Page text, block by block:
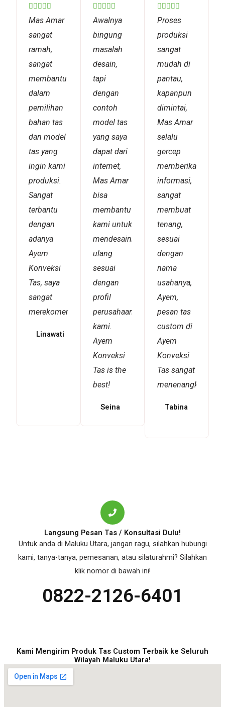
    Rated
5
out
5
Mas Amar
sangat
ramah,
sangat
membantu
dalam
pemilihan
bahan tas
dan model
tas yang
ingin kami
produksi.
Sangat
terbantu
dengan
adanya
Ayem
Konveksi
Tas, saya
sangat
merekomendasikannya!
Linawati
    Rated
5
out
of
Awalnya
bingung
masalah
desain,
tapi
dengan
contoh
model tas
yang saya
dapat dari
internet,
Mas Amar
bisa
membantu
kami untuk
mendesainnya
ulang
sesuai
dengan
profil
perusahaan
kami.
Ayem
Konveksi
Tas is the
best!
Seina
    
5
out
of
Proses
produksi
sangat
mudah di
pantau,
kapanpun
dimintai,
Mas Amar
selalu
gercep
memberikan
informasi,
sangat
membuat
tenang,
sesuai
dengan
nama
usahanya,
Ayem,
pesan tas
custom di
Ayem
Konveksi
Tas sangat
menenangkan!
Tabina
Langsung Pesan Tas / Konsultasi Dulu!
Untuk anda di Maluku Utara, jangan ragu, silahkan hubungi
kami, tanya-tanya, pemesanan, atau silaturahmi? Silahkan
klik nomor di bawah ini!
0822-2126-6401
Kami Mengirim Produk Tas Custom Terbaik ke Seluruh
Wilayah Maluku Utara!